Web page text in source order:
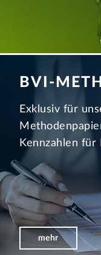
BVI-
Exklusiv für
Kennzahlen
mehr